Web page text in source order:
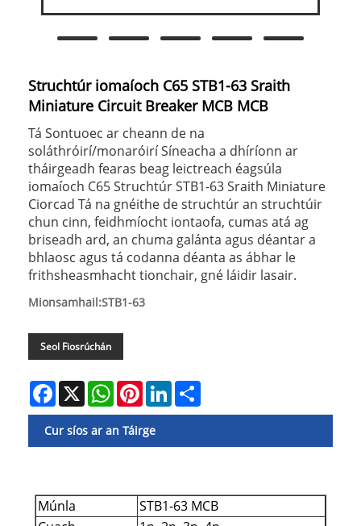
Struchtúr iomaíoch C65 STB1-63 Sraith
Miniature Circuit Breaker MCB MCB
Tá Sontuoec ar cheann de na
soláthróirí/monaróirí Síneacha a dhíríonn ar
tháirgeadh fearas beag leictreach éagsúla
iomaíoch C65 Struchtúr STB1-63 Sraith Miniature
Ciorcad Tá na gnéithe de struchtúr an struchtúir
chun cinn, feidhmíocht iontaofa, cumas atá ag
briseadh ard, an chuma galánta agus déantar a
bhlaosc agus tá codanna déanta as ábhar le
frithsheasmhacht tionchair, gné láidir lasair.
Mionsamhail:STB1-63
Seol Fiosrúchán
Facebook
X WhatsAppPinterestLinkedIn
Cur síos ar an Táirge
Múnla
STB1-63 MCB